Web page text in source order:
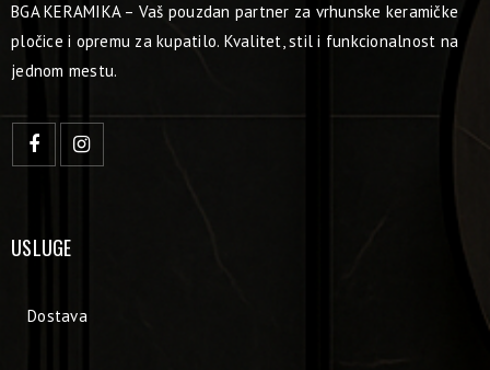
BGA KERAMIKA – Vaš pouzdan partner za vrhunske keramičke
pločice i opremu za kupatilo. Kvalitet, stil i funkcionalnost na
jednom mestu.
USLUGE
Dostava